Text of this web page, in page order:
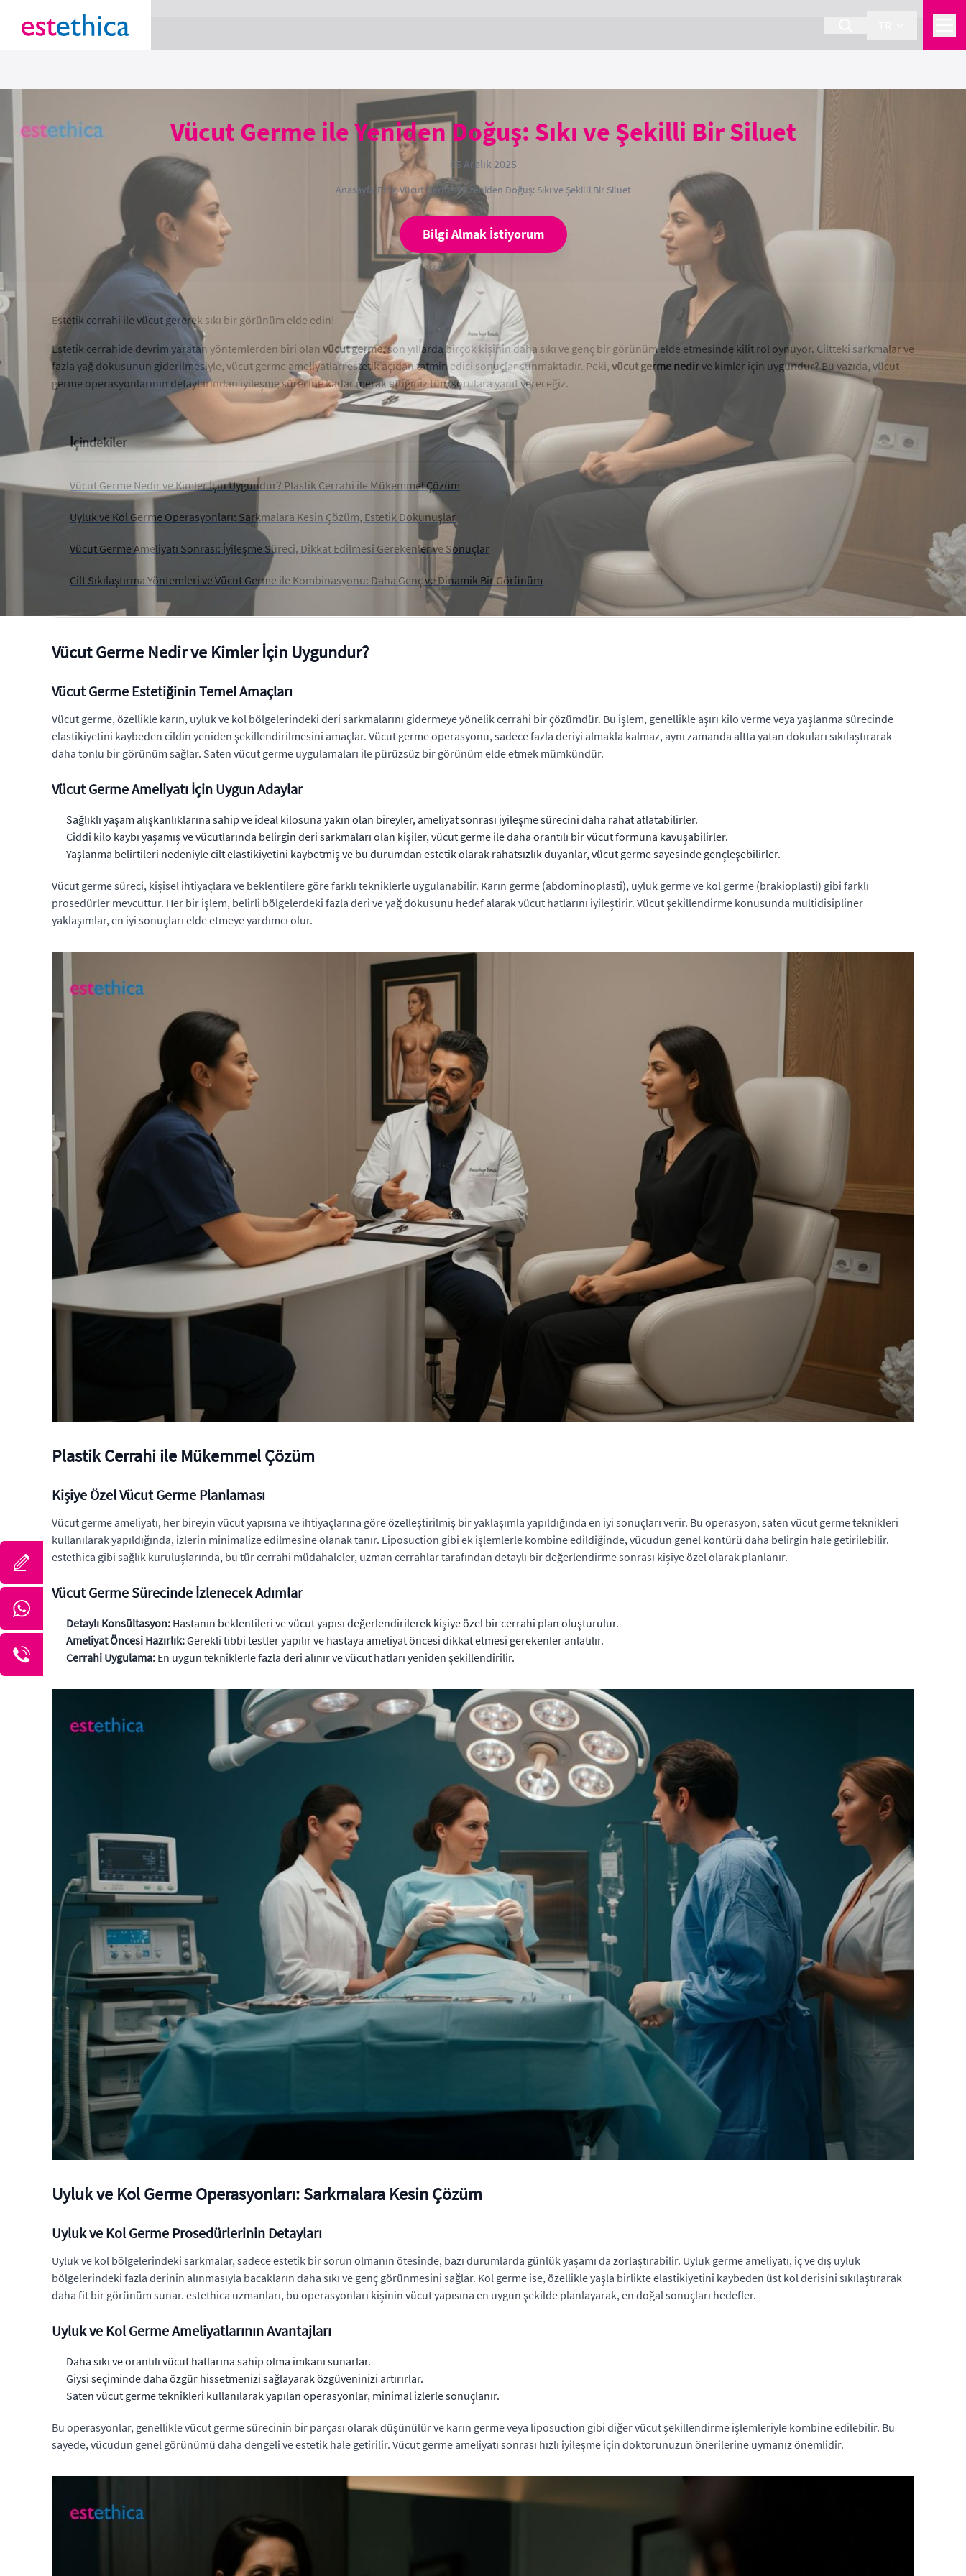
Vücut Germe ile Yeniden Doğuş: Sıkı ve Şekilli Bir Siluet
05 Aralık 2025
Anasayfa Blog›Vücut Germe ile Yeniden Doğuş: Sıkı ve Şekilli Bir Siluet
Bilgi Almak İstiyorum
Estetik cerrahi ile vücut gererek sıkı bir görünüm elde edin!
Estetik cerrahide devrim yaratan yöntemlerden biri olan vücut germe, son yıllarda birçok kişinin daha sıkı ve genç bir görünüm elde etmesinde kilit rol oynuyor. Ciltteki sarkmalar ve
fazla yağ dokusunun giderilmesiyle, vücut germe ameliyatları estetik açıdan tatmin edici sonuçlar sunmaktadır. Peki, vücut germe nedirve kimler için uygundur? Bu yazıda, vücut
germe operasyonlarının detaylarından iyileşme sürecine kadar merak ettiğiniz tüm sorulara yanıt vereceğiz.
İçindekiler
Vücut Germe Nedir ve Kimler İçin Uygundur? Plastik Cerrahi ile Mükemmel Çözüm
Uyluk ve Kol Germe Operasyonları: Sarkmalara Kesin Çözüm, Estetik Dokunuşlar
Vücut Germe Ameliyatı Sonrası: İyileşme Süreci, Dikkat Edilmesi Gerekenler ve Sonuçlar
Cilt Sıkılaştırma Yöntemleri ve Vücut Germe ile Kombinasyonu: Daha Genç ve Dinamik Bir Görünüm
Vücut Germe Nedir ve Kimler İçin Uygundur?
Vücut Germe Estetiğinin Temel Amaçları
Vücut germe, özellikle karın, uyluk ve kol bölgelerindeki deri sarkmalarını gidermeye yönelik cerrahi bir çözümdür. Bu işlem, genellikle aşırı kilo verme veya yaşlanma sürecinde
elastikiyetini kaybeden cildin yeniden şekillendirilmesini amaçlar. Vücut germe operasyonu, sadece fazla deriyi almakla kalmaz, aynı zamanda altta yatan dokuları sıkılaştırarak
daha tonlu bir görünüm sağlar. Saten vücut germe uygulamaları ile pürüzsüz bir görünüm elde etmek mümkündür.
Vücut Germe Ameliyatı İçin Uygun Adaylar
Sağlıklı yaşam alışkanlıklarına sahip ve ideal kilosuna yakın olan bireyler, ameliyat sonrası iyileşme sürecini daha rahat atlatabilirler.
Ciddi kilo kaybı yaşamış ve vücutlarında belirgin deri sarkmaları olan kişiler, vücut germe ile daha orantılı bir vücut formuna kavuşabilirler.
Yaşlanma belirtileri nedeniyle cilt elastikiyetini kaybetmiş ve bu durumdan estetik olarak rahatsızlık duyanlar, vücut germe sayesinde gençleşebilirler.
Vücut germe süreci, kişisel ihtiyaçlara ve beklentilere göre farklı tekniklerle uygulanabilir. Karın germe (abdominoplasti), uyluk germe ve kol germe (brakioplasti) gibi farklı
prosedürler mevcuttur. Her bir işlem, belirli bölgelerdeki fazla deri ve yağ dokusunu hedef alarak vücut hatlarını iyileştirir. Vücut şekillendirme konusunda multidisipliner
yaklaşımlar, en iyi sonuçları elde etmeye yardımcı olur.
Plastik Cerrahi ile Mükemmel Çözüm
Kişiye Özel Vücut Germe Planlaması
Vücut germe ameliyatı, her bireyin vücut yapısına ve ihtiyaçlarına göre özelleştirilmiş bir yaklaşımla yapıldığında en iyi sonuçları verir. Bu operasyon, saten vücut germe teknikleri
kullanılarak yapıldığında, izlerin minimalize edilmesine olanak tanır. Liposuction gibi ek işlemlerle kombine edildiğinde, vücudun genel kontürü daha belirgin hale getirilebilir.
estethica gibi sağlık kuruluşlarında, bu tür cerrahi müdahaleler, uzman cerrahlar tarafından detaylı bir değerlendirme sonrası kişiye özel olarak planlanır.
Vücut Germe Sürecinde İzlenecek Adımlar
Detaylı Konsültasyon: Hastanın beklentileri ve vücut yapısı değerlendirilerek kişiye özel bir cerrahi plan oluşturulur.
Ameliyat Öncesi Hazırlık:Gerekli tıbbi testler yapılır ve hastaya ameliyat öncesi dikkat etmesi gerekenler anlatılır.
Cerrahi Uygulama: En uygun tekniklerle fazla deri alınır ve vücut hatları yeniden şekillendirilir.
Uyluk ve Kol Germe Operasyonları: Sarkmalara Kesin Çözüm
Uyluk ve Kol Germe Prosedürlerinin Detayları
Uyluk ve kol bölgelerindeki sarkmalar, sadece estetik bir sorun olmanın ötesinde, bazı durumlarda günlük yaşamı da zorlaştırabilir. Uyluk germe ameliyatı, iç ve dış uyluk
bölgelerindeki fazla derinin alınmasıyla bacakların daha sıkı ve genç görünmesini sağlar. Kol germe ise, özellikle yaşla birlikte elastikiyetini kaybeden üst kol derisini sıkılaştırarak
daha fit bir görünüm sunar. estethica uzmanları, bu operasyonları kişinin vücut yapısına en uygun şekilde planlayarak, en doğal sonuçları hedefler.
Uyluk ve Kol Germe Ameliyatlarının Avantajları
Daha sıkı ve orantılı vücut hatlarına sahip olma imkanı sunarlar.
Giysi seçiminde daha özgür hissetmenizi sağlayarak özgüveninizi artırırlar.
Saten vücut germe teknikleri kullanılarak yapılan operasyonlar, minimal izlerle sonuçlanır.
Bu operasyonlar, genellikle vücut germe sürecinin bir parçası olarak düşünülür ve karın germe veya liposuction gibi diğer vücut şekillendirme işlemleriyle kombine edilebilir. Bu
sayede, vücudun genel görünümü daha dengeli ve estetik hale getirilir. Vücut germe ameliyatı sonrası hızlı iyileşme için doktorunuzun önerilerine uymanız önemlidir.